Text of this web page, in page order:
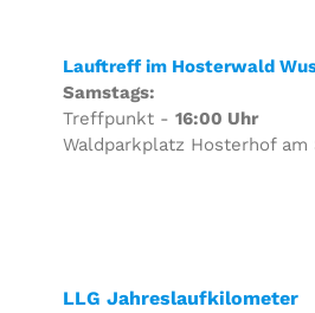
Lauftreff im Hosterwald
Samstags:
Treffpunkt - 16:00 Uhr
Waldparkplatz Hosterhof am
LLG Jahreslaufkilometer